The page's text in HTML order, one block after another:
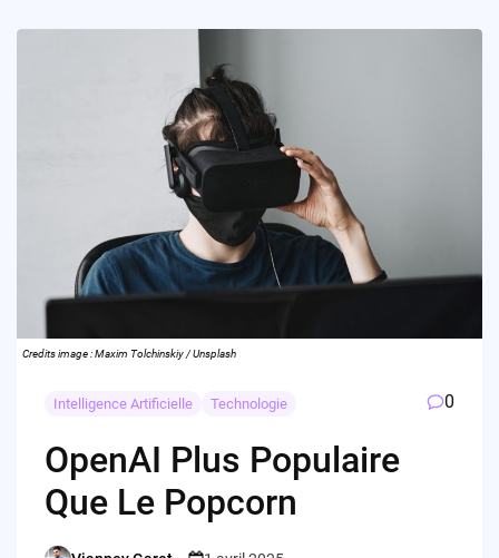
Credits image : Maxim Tolchinskiy / Unsplash
Intelligence Artificielle Technologie 0
OpenAI Plus Populaire
Que Le Popcorn